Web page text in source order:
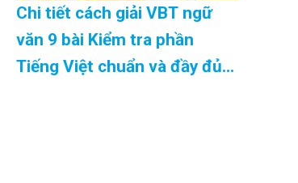
Chi tiết cách giải VBT ngữ
văn 9 bài Kiểm tra phần
Tiếng Việt chuẩn và đầy đủ